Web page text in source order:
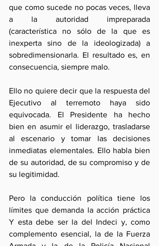
que como sucede no pocas veces, lleva
a la autoridad impreparada
(característica no sólo de la que es
inexperta sino de la ideologizada) a
sobredimensionarla. El resultado es, en
consecuencia, siempre malo.
Ello no quiere decir que la respuesta del
Ejecutivo al terremoto haya sido
equivocada. El Presidente ha hecho
bien en asumir el liderazgo, trasladarse
al escenario y tomar las decisiones
inmediatas elementales. Ello habla bien
de su autoridad, de su compromiso y de
su legitimidad.
Pero la conducción política tiene los
límites que demanda la acción práctica
Y esta debe ser la del Indeci y, como
complemento esencial, la de la Fuerza